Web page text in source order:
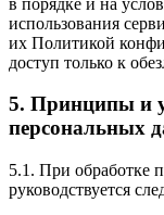
использования
их Политикой
доступ только к
5. Принципы и
персональных
5.1. При обработке
руководствуется